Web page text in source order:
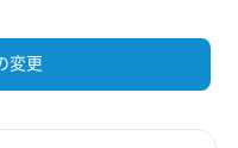
変更